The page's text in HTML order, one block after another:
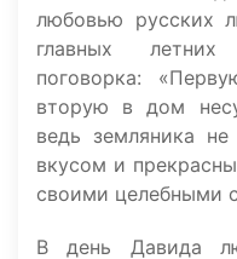
любовью русских
главных летних
поговорка:
вторую в дом
ведь земляника
вкусом и
своими целебными
В день Давида